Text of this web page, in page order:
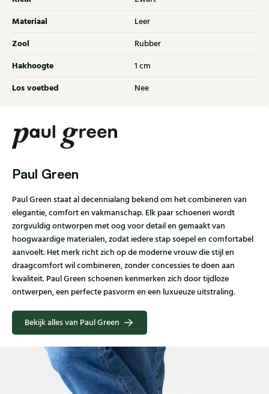
Materiaal Leer
Zool Rubber
Hakhoogte 1 cm
Los voetbed Nee
Paul Green
Paul Green staat al decennialang bekend om het combineren van
elegantie, comfort en vakmanschap. Elk paar schoenen wordt
zorgvuldig ontworpen met oog voor detail en gemaakt van
hoogwaardige materialen, zodat iedere stap soepel en comfortabel
aanvoelt. Het merk richt zich op de moderne vrouw die stijl en
draagcomfort wil combineren, zonder concessies te doen aan
kwaliteit. Paul Green schoenen kenmerken zich door tijdloze
ontwerpen, een perfecte pasvorm en een luxueuze uitstraling.
Bekijk alles van Paul Green